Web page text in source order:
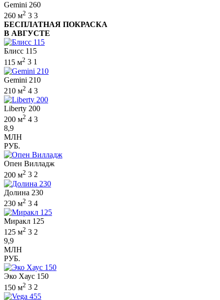
Gemini 260
260 м2 3 3
БЕСПЛАТНАЯ ПОКРАСКА
В АВГУСТЕ
Блисс 115
115 м2 3 1
Gemini 210
210 м2 4 3
Liberty 200
200 м2 4 3
8,9
МЛН
РУБ.
Опен Вилладж
200 м2 3 2
Долина 230
230 м2 3 4
Миракл 125
125 м2 3 2
9,9
МЛН
РУБ.
Эко Хаус 150
150 м2 3 2